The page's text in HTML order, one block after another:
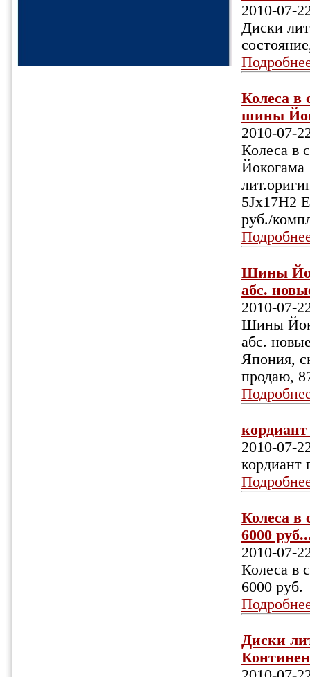
2010-07-
Диски
Колеса в
шины
2010-07-
Колеса в
Йокогама
5Jx17H2
руб./
Шины
абс.
2010-07-
Шины
абс.
Япония,
продаю,
2010-07-
кордиант
Колеса в
6000
2010-07-
Колеса в
6000 руб.
Диски